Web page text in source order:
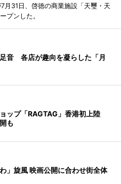
31日、啓徳の商業施設「天璽・天
プンした。
音 各店が趣向を凝らした「月
ップ「RAGTAG」香港初上陸
も
」旋風 映画公開に合わせ街全体